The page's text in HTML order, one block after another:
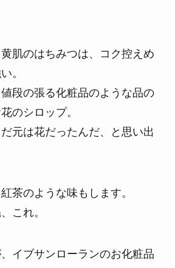
肌のはちみつは、コク控えめ
。
段の張る化粧品のような品の
のシロップ。
元は花だったんだ、と思い出
茶のような味もします。
これ。
イブサンローランのお化粧品